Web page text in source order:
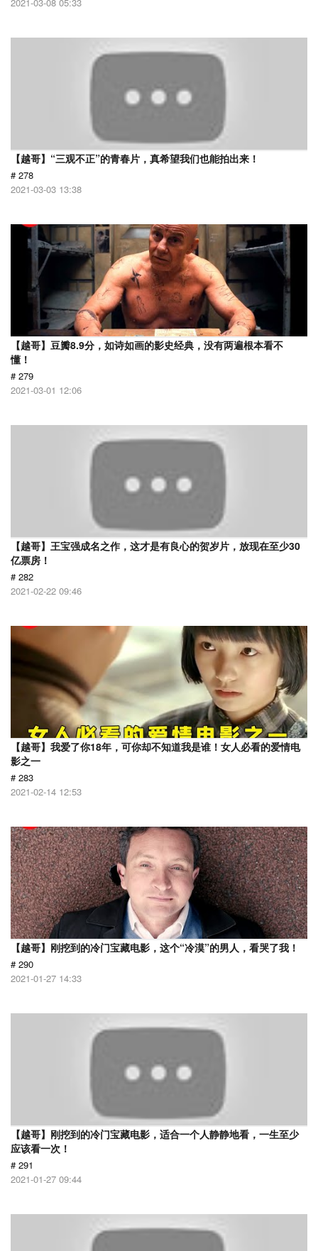
【越哥】“三观不正”的青春片，真希望我们也能拍出来！
# 278
2021-03-03 13:38
【越哥】豆瓣8.9分，如诗如画的影史经典，没有两遍根本看不
懂！
# 279
2021-03-01 12:06
【越哥】王宝强成名之作，这才是有良心的贺岁片，放现在至少30
亿票房！
# 282
2021-02-22 09:46
【越哥】我爱了你18年，可你却不知道我是谁！女人必看的爱情电
影之一
# 283
2021-02-14 12:53
【越哥】刚挖到的冷门宝藏电影，这个“冷漠”的男人，看哭了我！
# 290
2021-01-27 14:33
【越哥】刚挖到的冷门宝藏电影，适合一个人静静地看，一生至少
应该看一次！
# 291
2021-01-27 09:44